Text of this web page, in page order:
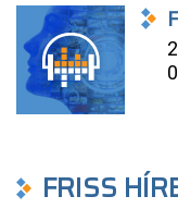
FRISS